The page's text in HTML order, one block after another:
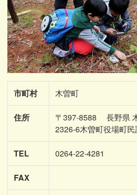
市町村 木曽町
住所
〒397-8588 長野県
2326-6木曽町役場町
TEL 0264-22-4281
FAX